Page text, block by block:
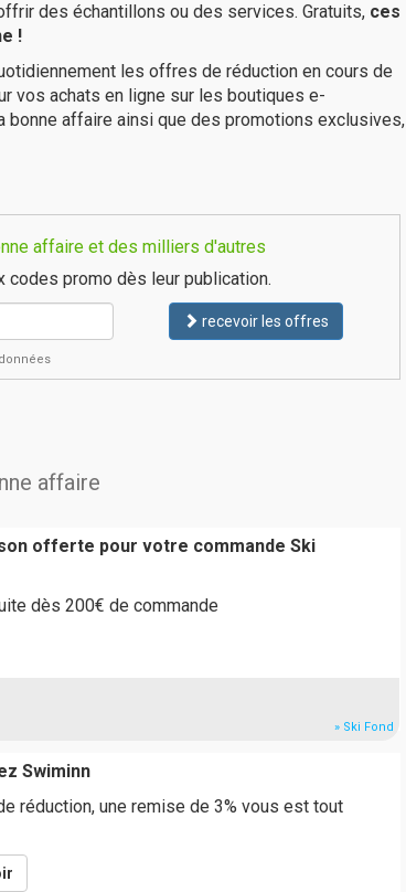
des échantillons ou des services. Gratuits, ces
!
les offres de réduction en cours de
vos achats en ligne sur les boutiques e-
affaire ainsi que des promotions exclusives,
affaire et des milliers d'autres
codes promo dès leur publication.
recevoir les offres
affaire
offerte pour votre commande Ski
dès 200€ de commande
» Ski Fond
Swiminn
réduction, une remise de 3% vous est tout